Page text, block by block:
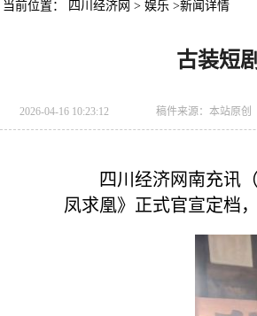
当前位置： 四川经济网 > 娱乐 >新闻详情
古装短
2026-04-16 10:23:12 稿件来源： 本站原创
四川经济网南充讯
凤求凰》正式官宣定档